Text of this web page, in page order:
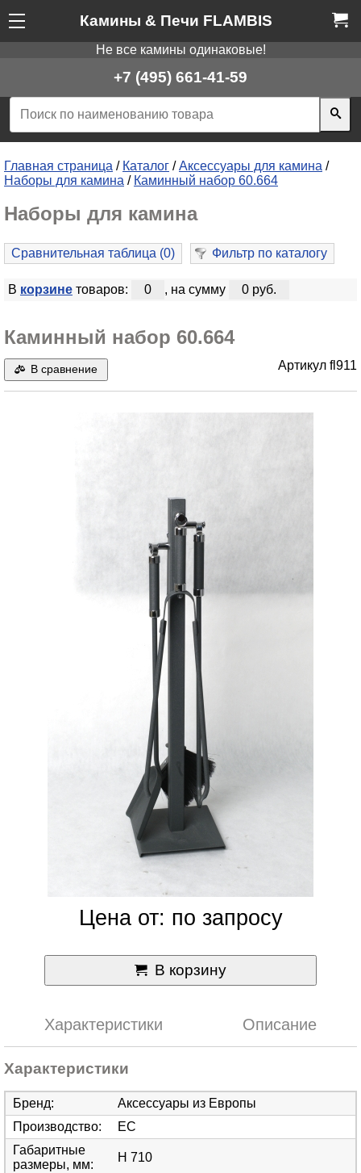
Камины & Печи FLAMBIS
Не все камины одинаковые!
+7 (495) 661-41-59
Главная страница / Каталог /Аксессуары для камина /
Наборы для камина / Каминный набор 60.664
Наборы для камина
Сравнительная таблица (0) Фильтр по каталогу
В корзинетоваров: 0 , на сумму 0 руб.
Каминный набор 60.664
В сравнение Артикул fl911
Цена от: по запросу
В корзину
Характеристики Описание
Характеристики
Бренд:
Аксессуары из Европы
Производство:
ЕС
Габаритные
размеры, мм:
H 710